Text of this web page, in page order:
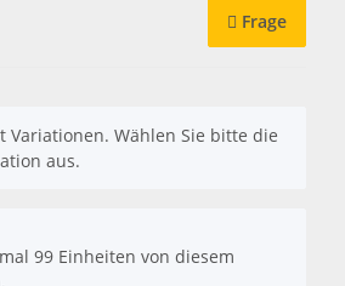
Frage
Variationen. Wählen Sie bitte die
aus.
99 Einheiten von diesem